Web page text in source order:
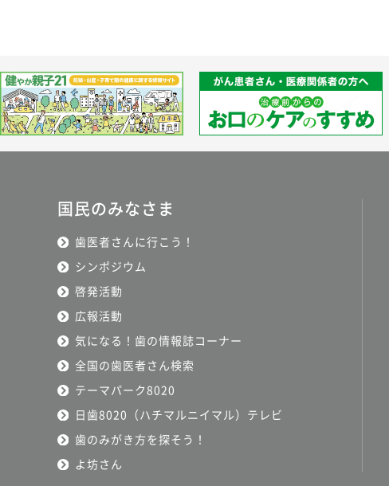
国民のみなさま
歯医者さんに行こう！
シンポジウム
啓発活動
広報活動
気になる！歯の情報誌コーナー
全国の歯医者さん検索
テーマパーク8020
日歯8020（ハチマルニイマル）テレビ
歯のみがき方を探そう！
よ坊さん